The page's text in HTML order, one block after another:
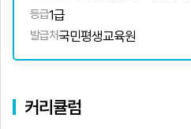
등급1급
발급처국민평생교육원
커리큘럼